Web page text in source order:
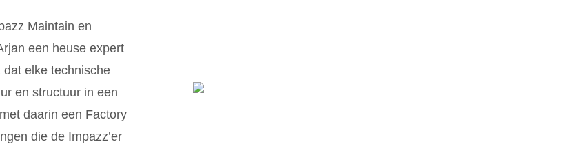
Maintain en
een heuse expert
elke technische
en structuur in een
daarin een Factory
die de Impazz’er